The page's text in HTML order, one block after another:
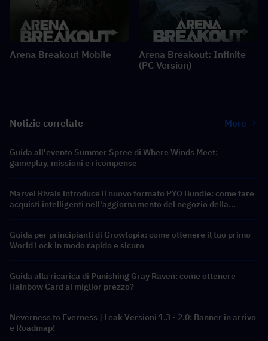
Arena Breakout Mobile
Arena Breakout: Infinite
(PC Version)
Notizie correlate More
Guida all'evento Summer Spree di Where Winds Meet:
gameplay, missioni e ricompense
Marvel Rivals introduce il nuovo formato PYO Bundle: come fare
acquisti intelligenti nell'aggiornamento del negozio della
Guida per principianti di Growtopia: come ottenere il tuo primo
World Lock in modo rapido e sicuro
Guida alla ricarica di Punishing Gray Raven: come ottenere
Rainbow Card al miglior prezzo?
Neverness to Everness | Leak Versioni 1.3 - 2.0: Banner in arrivo
e Roadmap!